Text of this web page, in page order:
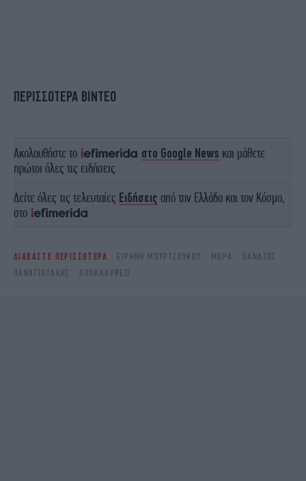
ΠΕΡΙΣΣΟΤΕΡΑ ΒΙΝΤΕΟ
Ακολουθήστε το στο Google News και μάθετε
πρώτοι όλες τις ειδήσεις
Δείτε όλες τις τελευταίες Ειδήσεις από την Ελλάδα και τον Κόσμο,
στο
ΔΙΑΒΑΣΤΕ ΠΕΡΙΣΣΟΤΕΡΑ ΕΙΡΗΝΗ ΜΟΥΡΤΖΟΥΚΟΥ ΜΩΡΆ
ΘΆΝΑΤΟΣ
ΠΑΝΑΓΙΩΤΆΚΗΣ
ΑΠΟΚΑΛΎΨΕΙΣ